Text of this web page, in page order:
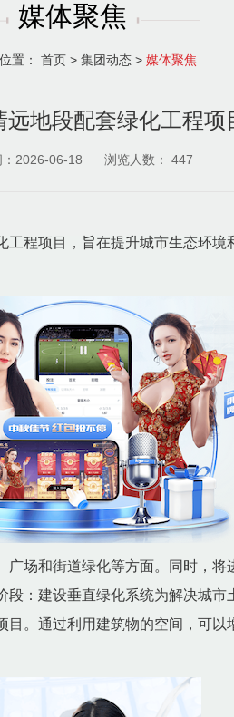
媒体聚焦
置： 首页 > 集团动态 > 媒体聚焦
远地段配套绿化工程项
：2026-06-18 浏览人数： 447
程项目，旨在提升城市生态环
场和街道绿化等方面。同时，
：建设垂直绿化系统为解决城
。通过利用建筑物的空间，可